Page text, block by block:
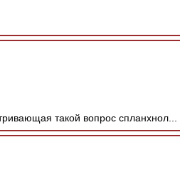
такой вопрос спланхнол...